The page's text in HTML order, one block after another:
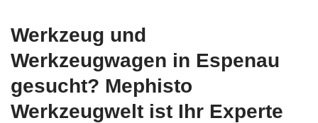
Werkzeug und
Werkzeugwagen in Espenau
gesucht? Mephisto
Werkzeugwelt ist Ihr Experte